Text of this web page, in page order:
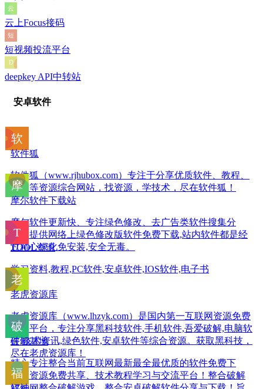
云上Focus接码
短视频投流平台
deepkey API中转站
安卓软件
软件狐
软件狐（www.rjhubox.com）专注于分享优质软件、教程、
脚本等资源综合网站，找资源，学技术，尽在软件狐！
摩尔软件下载站
摩尔软件更新快、专注绿色修改、去广告类软件搜集分
享。提供网络上绿色修改版软件免费下载,站内软件都是经
过精心绿化免安装,安全无毒。
TOOL资源
学习资料,教程,PC软件,安卓软件,IOS软件,电子书
老虎资源库
老虎资源库（www.lhzyk.com）是国内第一互联网资源免费
分享平台，专注分享黑科技软件,手机软件,吾爱破解,电脑软
件,技术资讯,绿色软件,安卓软件等综合资源。获取黑科技，
尽在老虎资源库！
破解基地
精心专注整合当前互联网最新最全最优质的软件免费下
载、资源免费共享、技术教程学习与交流平台！整合破解